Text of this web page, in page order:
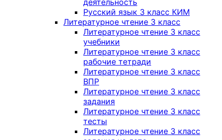
деятельность
Русский язык 3 класс КИМ
Литературное чтение 3 класс
Литературное чтение 3 класс
учебники
Литературное чтение 3 класс
рабочие тетради
Литературное чтение 3 класс
ВПР
Литературное чтение 3 класс
задания
Литературное чтение 3 класс
тесты
Литературное чтение 3 класс